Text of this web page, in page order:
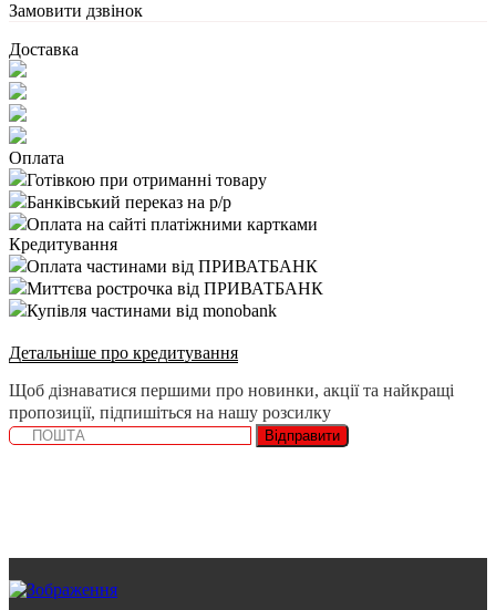
Замовити дзвінок
Доставка
Оплата
Готівкою при отриманні товару
Банківський переказ на р/р
Оплата на сайті платіжними картками
Кредитування
Оплата частинами від ПРИВАТБАНК
Миттєва рострочка від ПРИВАТБАНК
Купівля частинами від monobank
Детальніше про кредитування
Щоб дізнаватися першими про новинки, акції та найкращі
пропозиції, підпишіться на нашу розсилку
Відправити